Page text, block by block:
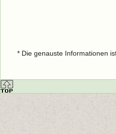
* Die genauste Informationen